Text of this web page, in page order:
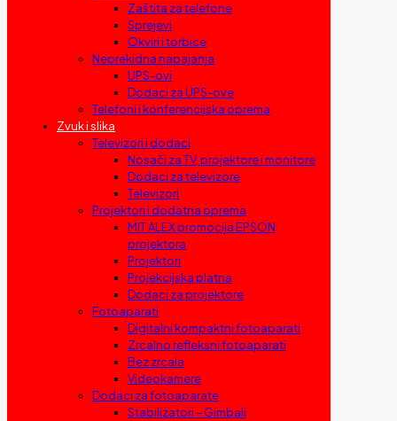
Zaštita za telefone
Sprejevi
Okviri i torbice
Neprekidna napajanja
UPS-ovi
Dodaci za UPS-ove
Telefoni i konferencijska oprema
Zvuk i slika
Televizori i dodaci
Nosači za TV, projektore i monitore
Dodaci za televizore
Televizori
Projektori i dodatna oprema
MIT ALEX promocija EPSON
projektora
Projektori
Projekcijska platna
Dodaci za projektore
Fotoaparati
Digitalni kompaktni fotoaparati
Zrcalno refleksni fotoaparati
Bez zrcala
Videokamere
Dodaci za fotoaparate
Stabilizatori – Gimbali